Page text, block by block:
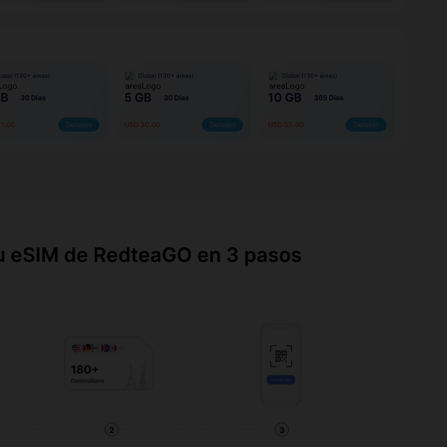
(130+ áreas)
30 Días
Detalles
Global (130+ áreas)
5 GB 30 Días
USD 30.00 Detalles
Global (130+ áreas)
10 GB 365 Días
USD 55.00 Detalles
eSIM de RedteaGO en 3 pasos
2 3